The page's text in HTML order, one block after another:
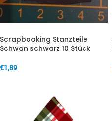
Scrapbooking Stanzteile
Schwan schwarz 10 Stück
€1,89